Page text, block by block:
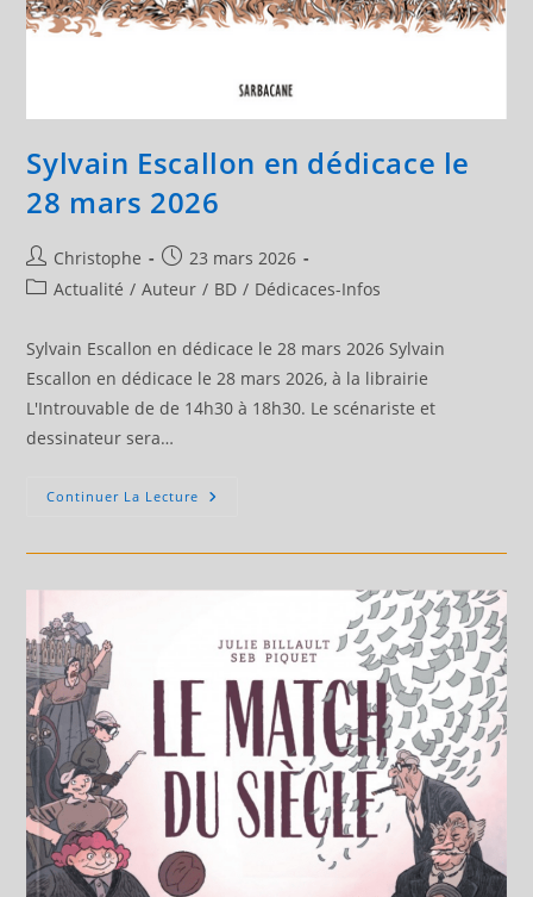
Sylvain Escallon en dédicace le
28 mars 2026
Auteur/autrice
de
Christophe
Publication
publiée :
23 mars 2026
PostActualité / Auteur / BD / Dédicaces-Infos
Sylvain Escallon en dédicace le 28 mars 2026 Sylvain
Escallon en dédicace le 28 mars 2026, à la librairie
L'Introuvable de de 14h30 à 18h30. Le scénariste et
dessinateur sera…
Continuer La Lecture Sylvain
Mars